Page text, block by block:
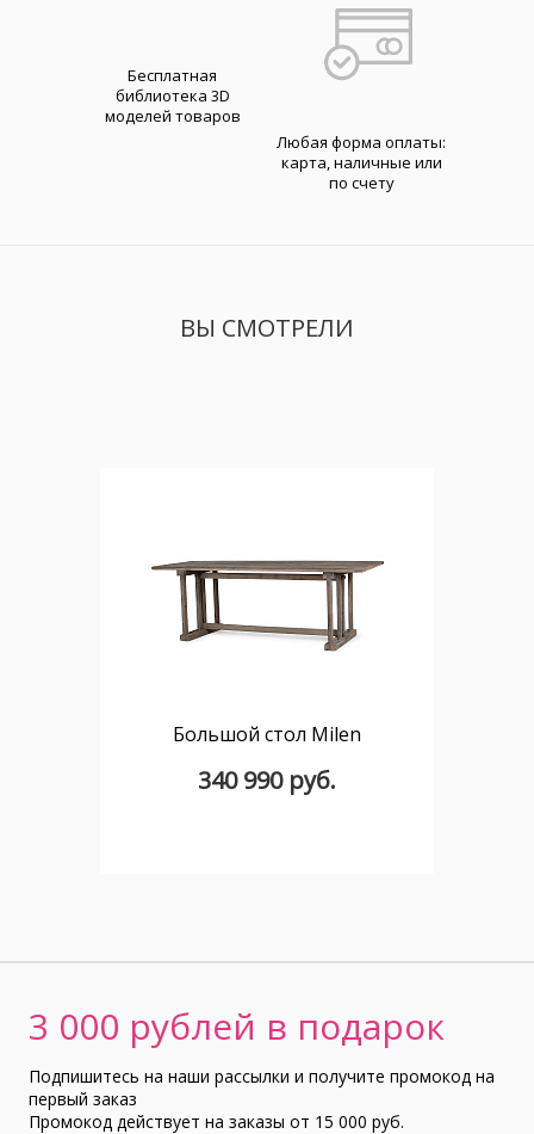
Бесплатная
библиотека 3D
моделей товаров
Любая форма оплаты:
карта, наличные или
по счету
ВЫ СМОТРЕЛИ
Большой стол Milen
340 990 руб.
3 000 рублей в подарок
Подпишитесь на наши рассылки и получите промокод на
первый заказ
Промокод действует на заказы от 15 000 руб.